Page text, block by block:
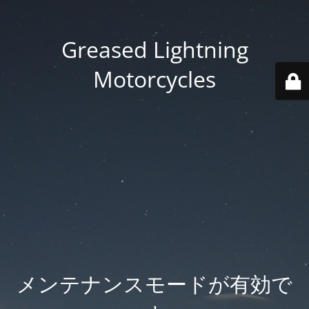
Greased Lightning
Motorcycles
メンテナンスモードが有効で